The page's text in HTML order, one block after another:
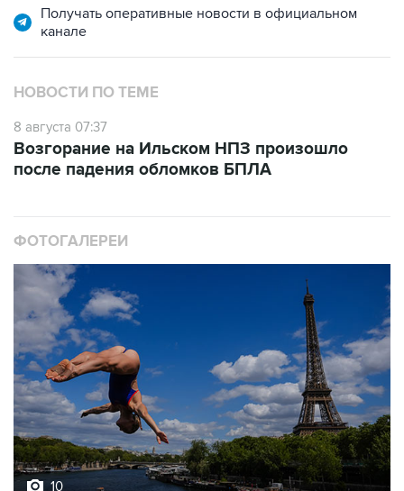
Получать оперативные новости в официальном
канале
НОВОСТИ ПО ТЕМЕ
8 августа 07:37
Возгорание на Ильском НПЗ произошло
после падения обломков БПЛА
ФОТОГАЛЕРЕИ
10